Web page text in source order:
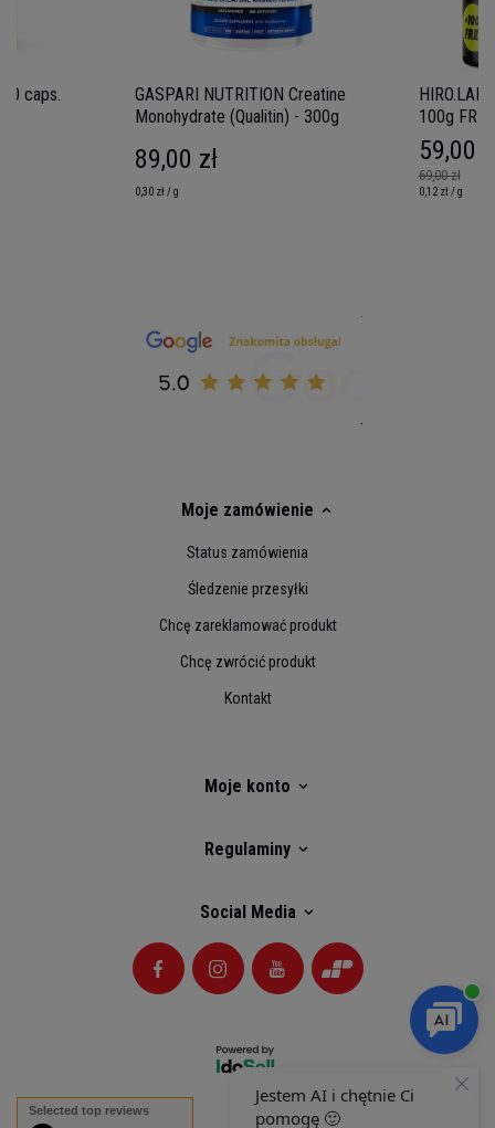
caps.
GASPARI NUTRITION Creatine
Monohydrate (Qualitin) - 300g
89,00 zł
0,30 zł / g
100g FREE
69,00 zł
59,00
0,12 zł / g
Moje zamówienie
Status zamówienia
Śledzenie przesyłki
Chcę zareklamować produkt
Chcę zwrócić produkt
Kontakt
Moje konto
Regulaminy
Social Media
Selected top reviews